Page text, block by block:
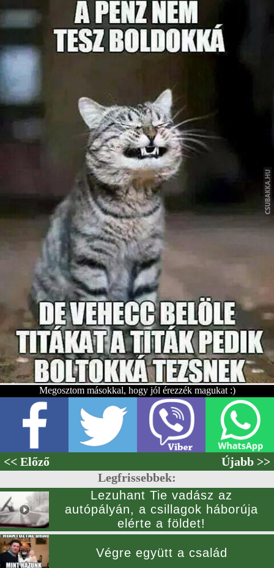
Megosztom másokkal, hogy jól érezzék magukat :)
<< Előző
Újabb >>
Legfrissebbek:
Lezuhant Tie vadász az
autópályán, a csillagok háborúja
elérte a földet!
Végre együtt a család